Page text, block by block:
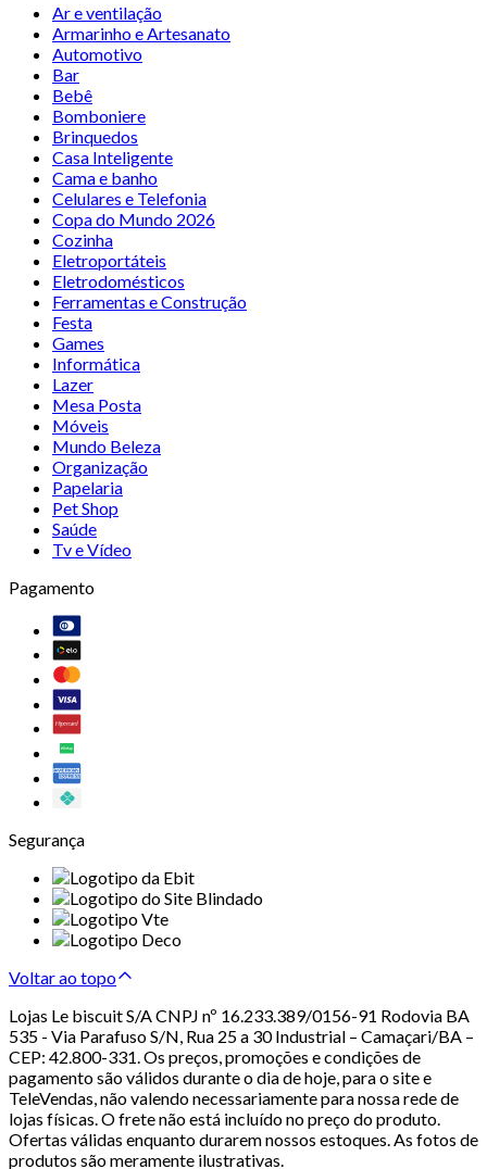
Ar e ventilação
Armarinho e Artesanato
Automotivo
Bar
Bebê
Bomboniere
Brinquedos
Casa Inteligente
Cama e banho
Celulares e Telefonia
Copa do Mundo 2026
Cozinha
Eletroportáteis
Eletrodomésticos
Ferramentas e Construção
Festa
Games
Informática
Lazer
Mesa Posta
Móveis
Mundo Beleza
Organização
Papelaria
Pet Shop
Saúde
Tv e Vídeo
Pagamento
Segurança
Voltar ao topo
Lojas Le biscuit S/A CNPJ nº 16.233.389/0156-91 Rodovia BA
535 - Via Parafuso S/N, Rua 25 a 30 Industrial – Camaçari/BA –
CEP: 42.800-331. Os preços, promoções e condições de
pagamento são válidos durante o dia de hoje, para o site e
TeleVendas, não valendo necessariamente para nossa rede de
lojas físicas. O frete não está incluído no preço do produto.
Ofertas válidas enquanto durarem nossos estoques. As fotos de
produtos são meramente ilustrativas.